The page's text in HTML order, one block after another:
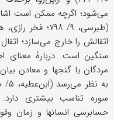
می‌شود؛ اگرچه ممکن است
(طبرسی، ۹/
اثقالش را خارج می‌سازد؛
سنگین است. دربارۀ معنای
مردگان یا گنجها و معادن
سوره تناسب بیشتری
حسابرسی انسانها و زمان